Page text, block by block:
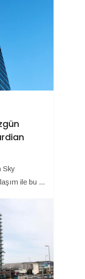
Sky
ile bu ...